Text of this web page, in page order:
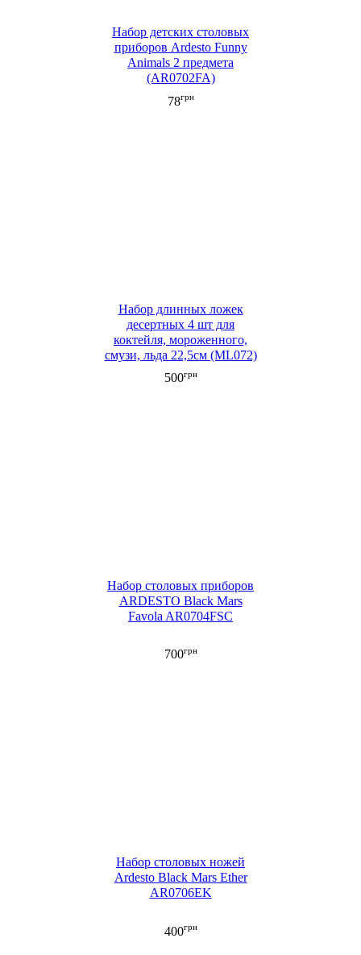
Набор детских столовых
приборов Ardesto Funny
Animals 2 предмета
(AR0702FA)
78грн
Набор длинных ложек
десертных 4 шт для
коктейля, мороженного,
смузи, льда 22,5см (ML072)
500грн
Набор столовых приборов
ARDESTO Black Mars
Favola AR0704FSC
700грн
Набор столовых ножей
Ardesto Black Mars Ether
AR0706EK
400грн